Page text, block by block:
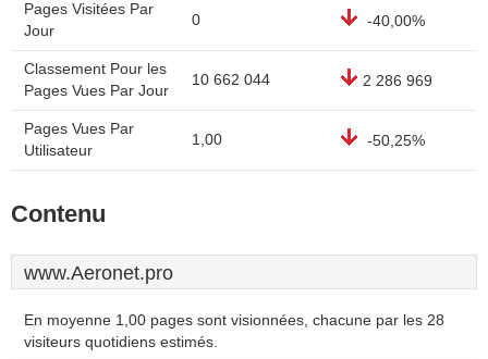
Pages Visitées Par
Jour
0 -40,00%
Classement Pour les
Pages Vues Par Jour
10 662 044 2 286 969
Pages Vues Par
Utilisateur
1,00 -50,25%
Contenu
www.Aeronet.pro
En moyenne 1,00 pages sont visionnées, chacune par les 28
visiteurs quotidiens estimés.